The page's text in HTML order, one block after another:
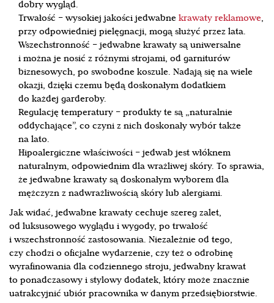
dobry wygląd.
Trwałość – wysokiej jakości jedwabnekrawaty reklamowe,
przy odpowiedniej pielęgnacji, mogą służyć przez lata.
Wszechstronność – jedwabne krawaty są uniwersalne
i można je nosić z różnymi strojami, od garniturów
biznesowych, po swobodne koszule. Nadają się na wiele
okazji, dzięki czemu będą doskonałym dodatkiem
do każdej garderoby.
Regulację temperatury – produkty te są „naturalnie
oddychające”, co czyni z nich doskonały wybór także
na lato.
Hipoalergiczne właściwości – jedwab jest włóknem
naturalnym, odpowiednim dla wrażliwej skóry. To sprawia,
że ​​jedwabne krawaty są doskonałym wyborem dla
mężczyzn z nadwrażliwością skóry lub alergiami.
Jak widać, jedwabne krawaty cechuje szereg zalet,
od luksusowego wyglądu i wygody, po trwałość
i wszechstronność zastosowania. Niezależnie od tego,
czy chodzi o oficjalne wydarzenie, czy też o odrobinę
wyrafinowania dla codziennego stroju, jedwabny krawat
to ponadczasowy i stylowy dodatek, który może znacznie
uatrakcyjnić ubiór pracownika w danym przedsiębiorstwie.